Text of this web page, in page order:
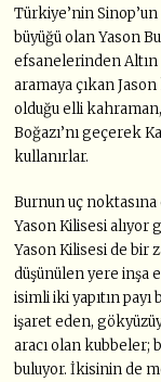
Türkiye’nin
büyüğü olan Yason
efsanelerinden Altın
aramaya çıkan
olduğu elli
Boğazı’nı geçerek
kullanırlar.
Burnun uç
Yason Kilisesi alıyor
Yason Kilisesi de bir
düşünülen yere inşa
isimli iki yapıtın
işaret eden,
aracı olan kubbeler;
buluyor. İkisinin de